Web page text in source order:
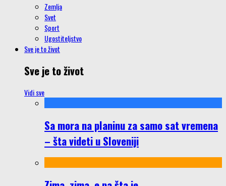
Zemlja
Svet
Sport
Ugostiteljstvo
Sve je to život
Sve je to život
Vidi sve
Sa mora na planinu za samo sat vremena
– šta videti u Sloveniji